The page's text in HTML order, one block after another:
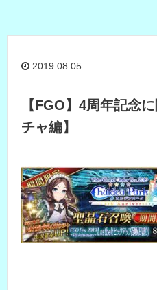
2019.08.05
【FGO】4周年記念
チャ編】